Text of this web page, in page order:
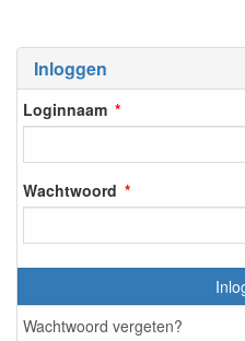
Inloggen
Loginnaam
Wachtwoord
Wachtwoord vergeten?